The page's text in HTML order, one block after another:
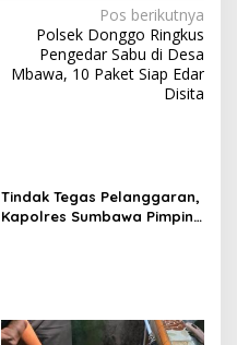
Pos berikutnya
Polsek Donggo Ringkus
Pengedar Sabu di Desa
Mbawa, 10 Paket Siap Edar
Disita
Tindak Tegas Pelanggaran,
Kapolres Sumbawa Pimpin